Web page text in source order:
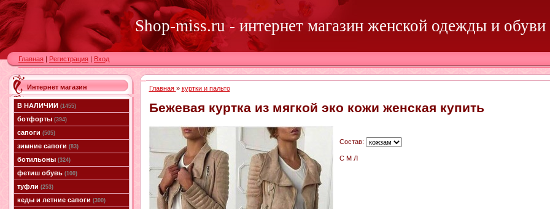
Shop-miss.ru - интернет магазин женской одежды и обуви
Главная | Регистрация | Вход
Интернет магазин
В НАЛИЧИИ(1455)
ботфорты(394)
сапоги(505)
зимние сапоги(83)
ботильоны(324)
фетиш обувь(100)
туфли(253)
кеды и летние сапоги(300)
Главная » куртки и пальто
Бежевая куртка из мягкой эко кожи женская купить
Состав:
С М Л